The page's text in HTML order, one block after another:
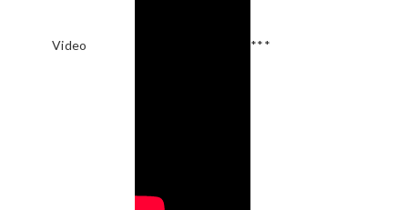
Video ***